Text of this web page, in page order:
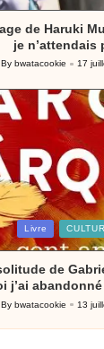
de Haruki
je n’attendais
Posted
By bwatacookie 17
Livre
de
j’ai
Posted
by
By bwatacookie 13